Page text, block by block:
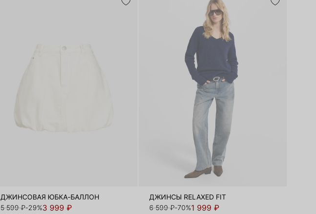
ДЖИНСОВАЯ ЮБКА-БАЛЛОН
5 599 ₽-29%3 999 ₽
ДЖИНСЫ RELAXED FIT
6 599 ₽-70%1 999 ₽